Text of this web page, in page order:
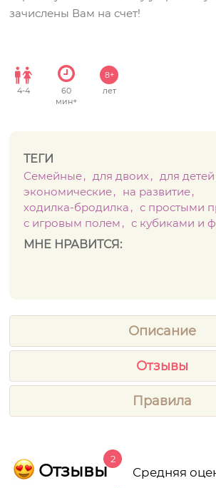
зачислены Вам на счет!
4-4
60
мин+
8+
лет
ТЕГИ
Семейные
для двоих
для детей
экономические
на развитие
ходилка-бродилка
с простыми
с игровым полем
с кубиками и
МНЕ НРАВИТСЯ:
Описание
Отзывы
Правила
Отзывы
2
Средняя